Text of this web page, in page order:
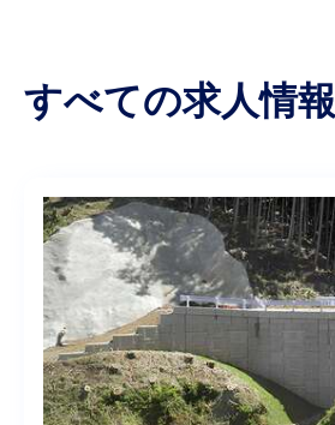
すべての求人情報